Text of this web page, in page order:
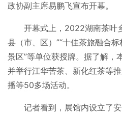
政协副主席易鹏飞宣布开幕。
开幕式上，2022湖南茶叶
县（市、区）”“十佳茶旅融合
景区”等单位获授牌。据了解，
并举行江华苦茶、新化红茶等
播等50多场活动。
记者看到，展馆内设立了